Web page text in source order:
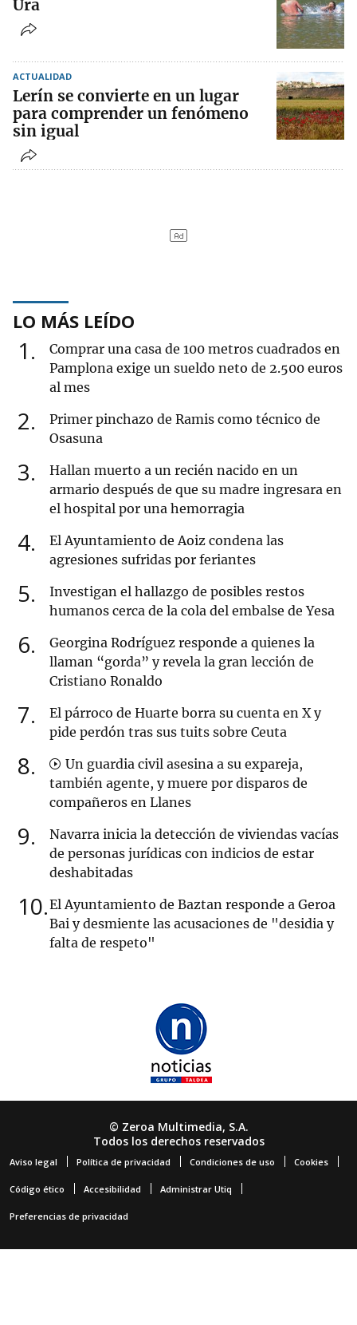
Ura
ACTUALIDAD
Lerín se convierte en un lugar
para comprender un fenómeno
sin igual
LO MÁS LEÍDO
1
Comprar una casa de 100 metros cuadrados en
Pamplona exige un sueldo neto de 2.500 euros
al mes
2
Primer pinchazo de Ramis como técnico de
Osasuna
3
Hallan muerto a un recién nacido en un
armario después de que su madre ingresara en
el hospital por una hemorragia
4
El Ayuntamiento de Aoiz condena las
agresiones sufridas por feriantes
5
Investigan el hallazgo de posibles restos
humanos cerca de la cola del embalse de Yesa
6
Georgina Rodríguez responde a quienes la
llaman “gorda” y revela la gran lección de
Cristiano Ronaldo
7
El párroco de Huarte borra su cuenta en X y
pide perdón tras sus tuits sobre Ceuta
8
Un guardia civil asesina a su expareja,
también agente, y muere por disparos de
compañeros en Llanes
9
Navarra inicia la detección de viviendas vacías
de personas jurídicas con indicios de estar
deshabitadas
10 El Ayuntamiento de Baztan responde a Geroa
Bai y desmiente las acusaciones de "desidia y
falta de respeto"
© Zeroa Multimedia, S.A.
Todos los derechos reservados
Aviso legal Política de privacidad Condiciones de uso Cookies
Código ético Accesibilidad Administrar Utiq
Preferencias de privacidad